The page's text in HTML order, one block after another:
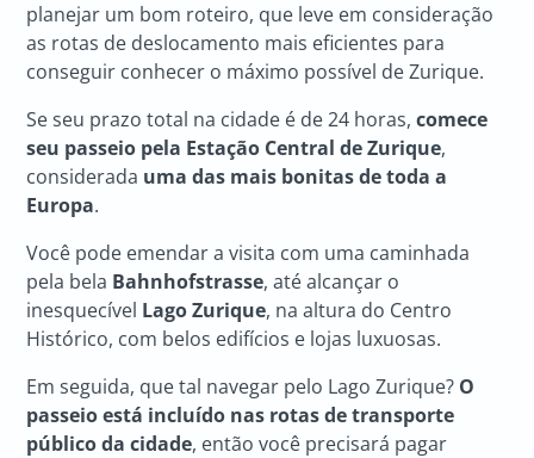
planejar um bom roteiro, que leve em consideração
as rotas de deslocamento mais eficientes para
conseguir conhecer o máximo possível de Zurique.
Se seu prazo total na cidade é de 24 horas,comece
seu passeio pela Estação Central de Zurique,
considerada uma das mais bonitas de toda a
Europa.
Você pode emendar a visita com uma caminhada
pela bela Bahnhofstrasse, até alcançar o
inesquecível Lago Zurique, na altura do Centro
Histórico, com belos edifícios e lojas luxuosas.
Em seguida, que tal navegar pelo Lago Zurique? O
passeio está incluído nas rotas de transporte
público da cidade, então você precisará pagar